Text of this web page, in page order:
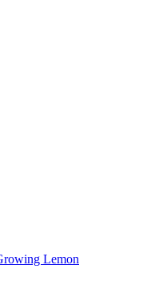
Lemon